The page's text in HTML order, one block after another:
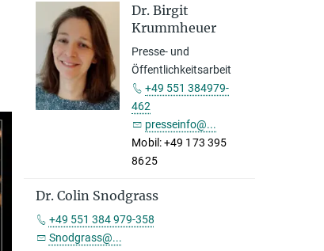
Dr. Birgit
Krummheuer
Presse- und
Öffentlichkeitsarbeit
+49 551 384979-
462
presseinfo@...
Mobil: +49 173 395
8625
Dr. Colin Snodgrass
+49 551 384 979-358
Snodgrass@...